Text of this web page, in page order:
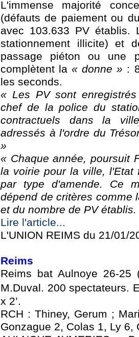
L'immense majorité
(défauts de paiement ou
avec 103.633 PV établis.
stationnement illicite) et
passage piéton ou une
complètent la« donne » :
les seconds.
« Les PV sont
chef de la police du
contractuels dans la
adressés à l'ordre du
»
« Chaque année, poursuit
la voirie pour la ville, l'Etat
par type d'amende. Ce
dépend de critères comme
et du nombre de PV établis.
Lire l'article...
L'UNION REIMS du 21/01/
Reims
Reims bat Aulnoye 26-
M.Duval. 200 spectateurs.
x 2’.
RCH : Thiney, Gerum ;
Gonzague 2, Colas 1, Ly 6,